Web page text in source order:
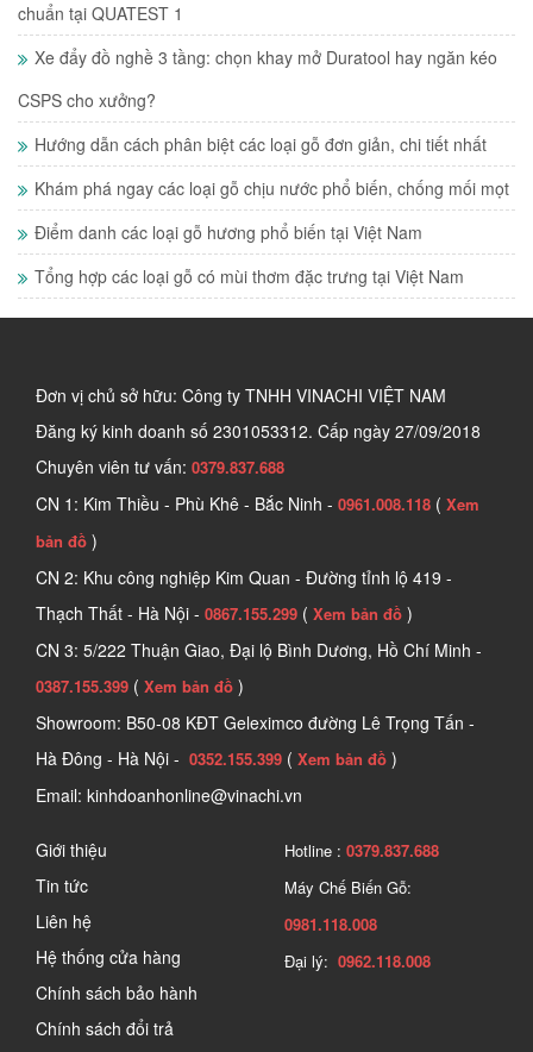
chuẩn tại QUATEST 1
Xe đẩy đồ nghề 3 tầng: chọn khay mở Duratool hay ngăn kéo
CSPS cho xưởng?
Hướng dẫn cách phân biệt các loại gỗ đơn giản, chi tiết nhất
Khám phá ngay các loại gỗ chịu nước phổ biến, chống mối mọt
Điểm danh các loại gỗ hương phổ biến tại Việt Nam
Tổng hợp các loại gỗ có mùi thơm đặc trưng tại Việt Nam
Đơn vị chủ sở hữu: Công ty TNHH VINACHI VIỆT NAM
Đăng ký kinh doanh số 2301053312. Cấp ngày 27/09/2018
Chuyên viên tư vấn: 0379.837.688
CN 1: Kim Thiều - Phù Khê - Bắc Ninh - 0961.008.118 ( Xem
bản đồ )
CN 2: Khu công nghiệp Kim Quan - Đường tỉnh lộ 419 -
Thạch Thất - Hà Nội - 0867.155.299 ( Xem bản đồ )
CN 3: 5/222 Thuận Giao, Đại lộ Bình Dương, Hồ Chí Minh -
0387.155.399 ( Xem bản đồ )
Showroom: B50-08 KĐT Geleximco đường Lê Trọng Tấn -
Hà Đông - Hà Nội - 0352.155.399 ( Xem bản đồ )
Email: kinhdoanhonline@vinachi.vn
Giới thiệu
Tin tức
Liên hệ
Hệ thống cửa hàng
Chính sách bảo hành
Chính sách đổi trả
Hotline : 0379.837.688
Máy Chế Biến Gỗ:
0981.118.008
Đại lý: 0962.118.008